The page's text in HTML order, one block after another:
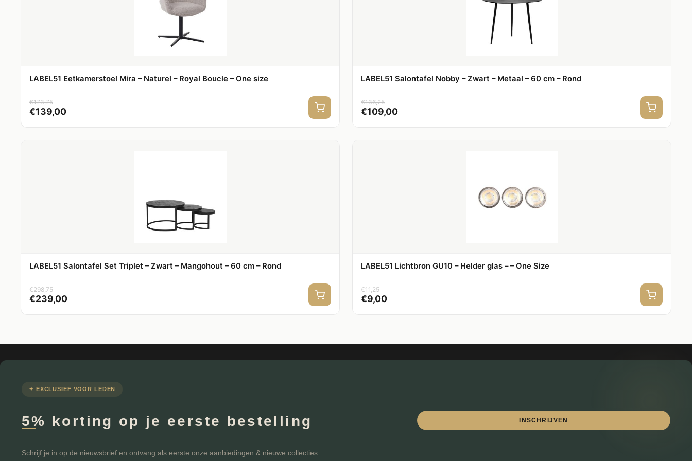
LABEL51 Eetkamerstoel Mira – Naturel – Royal Boucle – One size
€173,75
€139,00
LABEL51 Salontafel Nobby – Zwart – Metaal – 60 cm – Rond
€136,25
€109,00
LABEL51 Salontafel Set Triplet – Zwart – Mangohout – 60 cm – Rond
€298,75
€239,00
LABEL51 Lichtbron GU10 – Helder glas – – One Size
€11,25
€9,00
✦ EXCLUSIEF VOOR LEDEN
5% korting op je eerste bestelling
Schrijf je in op de nieuwsbrief en ontvang als eerste onze aanbiedingen & nieuwe collecties.
INSCHRIJVEN